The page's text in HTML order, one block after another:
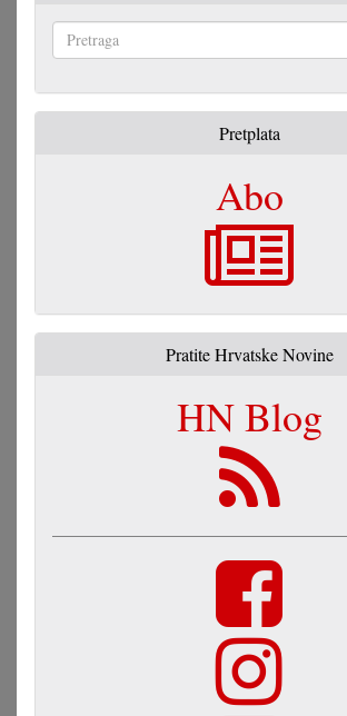
Pretplata
Abo
Pratite Hrvatske Novine
HN Blog